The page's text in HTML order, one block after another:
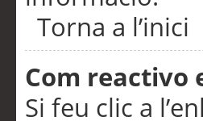
Torna a l’inici
Com reactivo
Si feu clic a